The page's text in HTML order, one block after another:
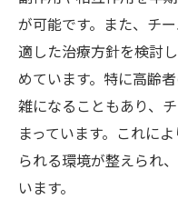
が可能です。また、チ
適した治療方針を検討
めています。特に高齢
雑になることもあり、
まっています。これに
られる環境が整えられ
います。